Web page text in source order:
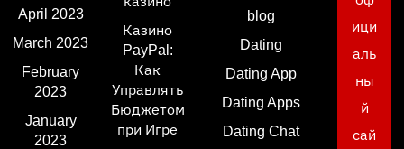
April 2023
March 2023
February
2023
January
2023
Казино
PayPal:
Как
Управлять
Бюджетом
при Игре
blog
Dating
Dating App
Dating Apps
Dating Chat
ици
аль
ны
й
сай